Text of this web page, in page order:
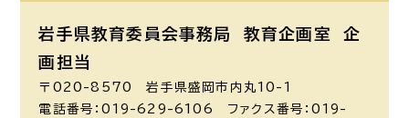
岩手県教育委員会事務局 教育企画室
企
画担当
〒020-8570 岩手県盛岡市内丸10-1
電話番号：019-629-6106 ファクス番号：019-